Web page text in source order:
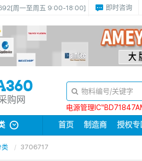
[周一至周五 9:00-18:00] 即时咨询
购网
电源管理
首页 制造商 授权专
类 3706717